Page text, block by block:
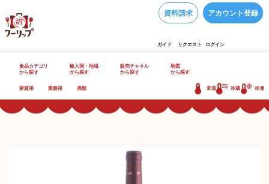
資料請求 アカウント登録
ガイド リクエスト ログイン
食品カテゴリ
から探す
輸入国・地域
から探す
販売チャネル
から探す
地図
から探す
家庭用 業務用 酒類 常温 冷蔵 冷凍